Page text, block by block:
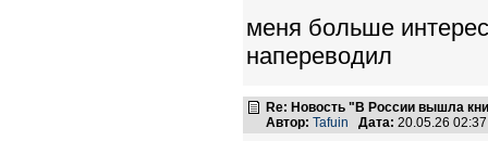
меня больше
напереводил
Re: Новость "В России вышла
Автор: Tafuin Дата: 20.05.26